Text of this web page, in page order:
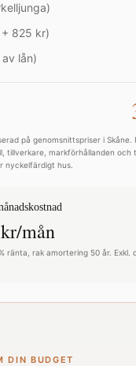
)
+ 825 kr)
lån)
på genomsnittspriser i Skåne
tillverkare, markförhållanden och
nyckelfärdigt hus.
kr/mån
ränta, rak amortering 50 år. Exkl.
DIN BUDGET